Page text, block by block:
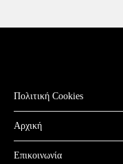
Πολιτική Cookies
Αρχική
Επικοινωνία